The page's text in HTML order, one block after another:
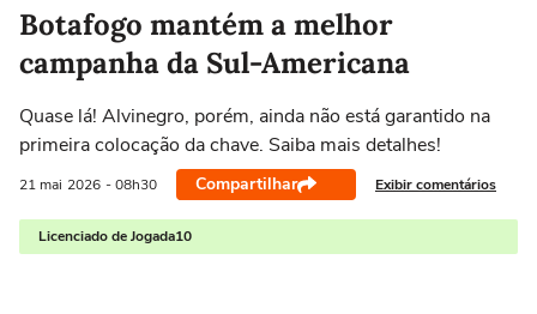
Selecione o time para ver as notícias
Botafogo mantém a melhor
campanha da Sul-Americana
Quase lá! Alvinegro, porém, ainda não está garantido na
primeira colocação da chave. Saiba mais detalhes!
21 mai 2026 - 08h30 Compartilhar Exibir comentários
Licenciado de Jogada10